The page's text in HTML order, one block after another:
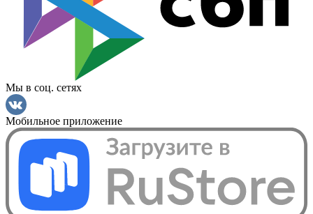
Мы в соц. сетях
Мобильное приложение